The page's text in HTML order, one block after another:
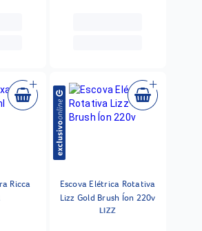
Ricca
Escova Elétrica Rotativa
Lizz Gold Brush Íon 220v
LIZZ